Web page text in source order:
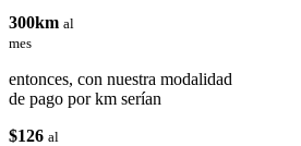
300km al
mes
entonces, con nuestra modalidad
de pago por km serían
$126 al